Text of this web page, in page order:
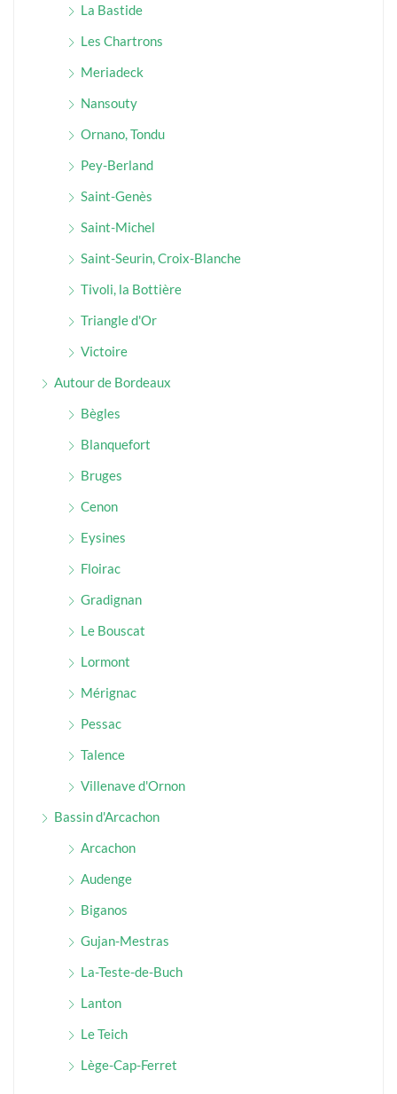
La Bastide
Les Chartrons
Meriadeck
Nansouty
Ornano, Tondu
Pey-Berland
Saint-Genès
Saint-Michel
Saint-Seurin, Croix-Blanche
Tivoli, la Bottière
Triangle d'Or
Victoire
Autour de Bordeaux
Bègles
Blanquefort
Bruges
Cenon
Eysines
Floirac
Gradignan
Le Bouscat
Lormont
Mérignac
Pessac
Talence
Villenave d'Ornon
Bassin d'Arcachon
Arcachon
Audenge
Biganos
Gujan-Mestras
La-Teste-de-Buch
Lanton
Le Teich
Lège-Cap-Ferret